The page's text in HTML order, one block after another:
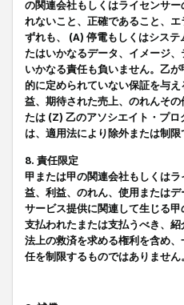
の関連会社もしくはライセンサ
れないこと、正確であること、
ずれも、 (A) 停電もしくはシス
たはいかなるデータ、イメージ
いかなる責任も負いません。乙
的に定められていない保証を与
益、期待された売上、のれんそ
たは (Z) 乙のアソシエイト・プ
は、適用法により除外または制
8. 責任限定
甲または甲の関連会社もしくは
益、利益、のれん、使用または
サービス提供に関連して生じる
支払われたまたは支払うべき、
法上の救済を求める権利を含め
任を制限するものではありません。